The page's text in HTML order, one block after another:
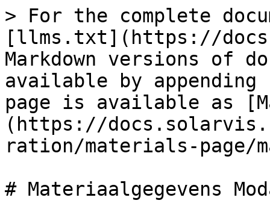
> For the complete
[llms.txt](https://
Markdown versions of
available by
page is available as
(https://
ration/materials-page/
# Materiaalgegevens